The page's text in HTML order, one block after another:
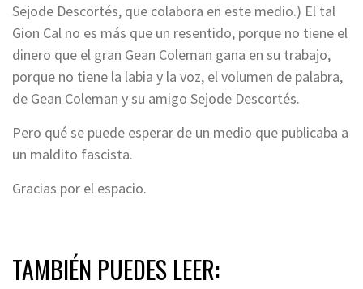
Sejode Descortés, que colabora en este medio.) El tal
Gion Cal no es más que un resentido, porque no tiene el
dinero que el gran Gean Coleman gana en su trabajo,
porque no tiene la labia y la voz, el volumen de palabra,
de Gean Coleman y su amigo Sejode Descortés.
Pero qué se puede esperar de un medio que publicaba a
un maldito fascista.
Gracias por el espacio.
TAMBIÉN PUEDES LEER: